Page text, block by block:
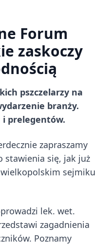
Forum
zaskoczy
pszczelarzy na
branży.
prelegentów.
zapraszamy
stawienia się, jak już
sejmiku
lek. wet.
zagadnienia
Poznamy